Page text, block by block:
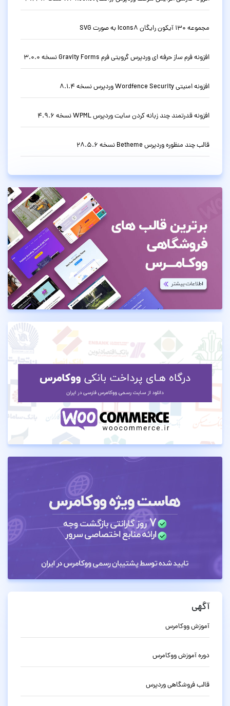
مجموعه 130 آیکون رایگان Icons8 به صورت SVG
افزونه فرم ساز حرفه ای وردپرس گرویتی فرم Gravity Forms نسخه 3.0.0
افزونه امنیتی Wordfence Security وردپرس نسخه 8.1.4
افزونه قدرتمند چند زبانه کردن سایت وردپرس WPML نسخه 4.9.6
قالب چند منظوره وردپرس Betheme نسخه 28.5.6
آگهی
آموزش ووکامرس
دوره آموزش ووکامرس
قالب فروشگاهی وردپرس